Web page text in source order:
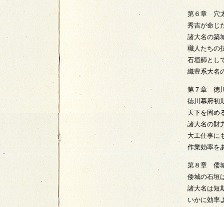
第６章 穴
秀吉が命じ
諸大名の築
職人たちの
石垣師とし
織豊系大名
第７章 徳
徳川幕府初
天下を固め
諸大名の財
大工仕事に
作業効率を
第８章 倭
倭城の石垣
諸大名は短
いかに効率